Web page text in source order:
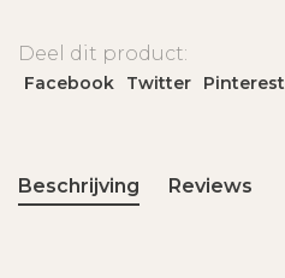
Deel dit product:
Facebook Twitter Pinterest
Beschrijving Reviews